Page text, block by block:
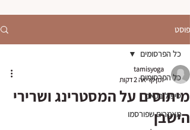
פוסט
כל הפרסומים
טיפול בכאב
מאמרים שפורסמו
כל הפרסומים
מיתוסים על המסטרינג ושרירי
הישבן
tamisyoga
זמן קריאה 2 דקות